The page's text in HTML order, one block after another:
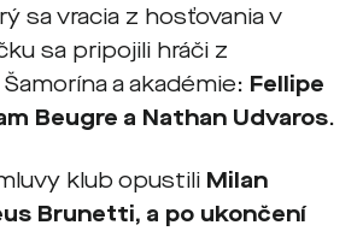
sa vracia z hosťovania v
sa pripojili hráči z
a akadémie: Fellipe
Beugre a Nathan Udvaros.
klub opustili Milan
Brunetti, a po ukončení